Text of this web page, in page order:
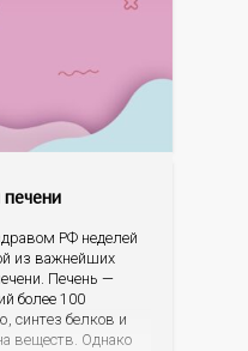
РФ неделей
из важнейших
Печень —
более 100
синтез белков и
веществ. Однако